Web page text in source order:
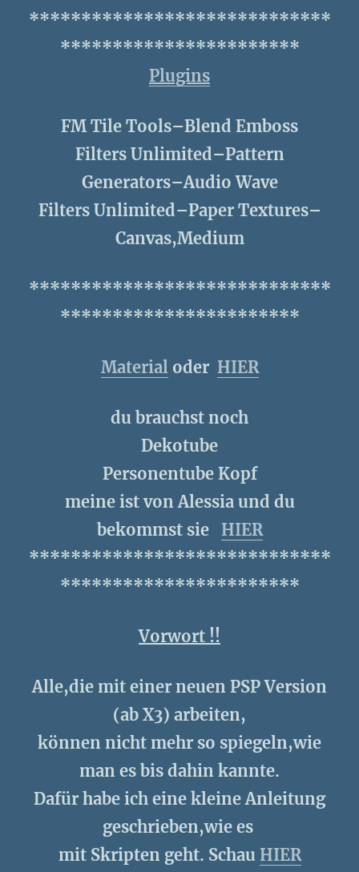
*****************************
***********************
Plugins
FM Tile Tools–Blend Emboss
Filters Unlimited–Pattern
Generators–Audio Wave
Filters Unlimited–Paper Textures–
Canvas,Medium
*****************************
***********************
Material oder HIER
du brauchst noch
Dekotube
Personentube Kopf
meine ist von Alessia und du
bekommst sie HIER
*****************************
***********************
Vorwort !!
Alle,die mit einer neuen PSP Version
(ab X3) arbeiten,
können nicht mehr so spiegeln,wie
man es bis dahin kannte.
Dafür habe ich eine kleine Anleitung
geschrieben,wie es
mit Skripten geht. Schau HIER